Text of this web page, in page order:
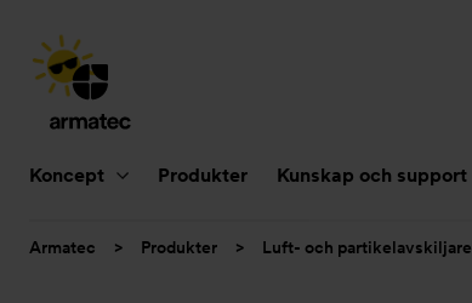
Koncept Produkter Kunskap och support
Du
Armatec > Produkter > Luft- och partikelavskiljare